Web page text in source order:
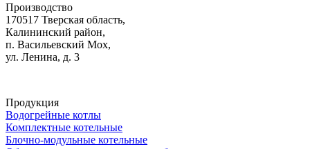
Производство
170517 Тверская область,
Калининский район,
п. Васильевский Мох,
ул. Ленина, д. 3
Продукция
Водогрейные котлы
Комплектные котельные
Блочно-модульные котельные